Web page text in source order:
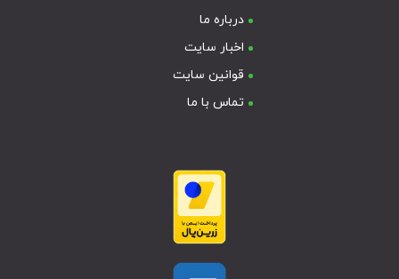
درباره ما
اخبار سایت
قوانین سایت
تماس با ما